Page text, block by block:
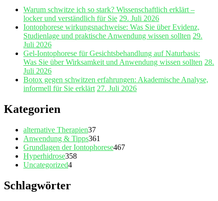
Warum schwitze ich so stark? Wissenschaftlich erklärt –
locker und verständlich für Sie 29. Juli 2026
Iontophorese wirkungsnachweise: Was Sie über Evidenz,
Studienlage und praktische Anwendung wissen sollten 29.
Juli 2026
Gel‑Iontophorese für Gesichtsbehandlung auf Naturbasis:
Was Sie über Wirksamkeit und Anwendung wissen sollten 28.
Juli 2026
Botox gegen schwitzen erfahrungen: Akademische Analyse,
informell für Sie erklärt 27. Juli 2026
Kategorien
alternative Therapien37
Anwendung & Tipps361
Grundlagen der Iontophorese467
Hyperhidrose358
Uncategorized4
Schlagwörter